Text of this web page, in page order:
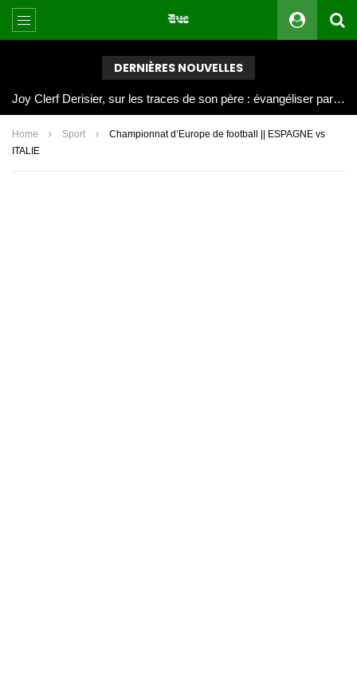
DERNIÈRES NOUVELLES
Joy Clerf Derisier, sur les traces de son père : évangéliser par la musique
Home Sport
Championnat d’Europe de football || ESPAGNE vs
ITALIE